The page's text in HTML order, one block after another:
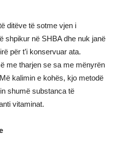
ditëve të sotme vjen i
shpikur në SHBA dhe nuk janë
për t’i konservuar ata.
me tharjen se sa me mënyrën
kalimin e kohës, kjo metodë
shumë substanca të
vitaminat.